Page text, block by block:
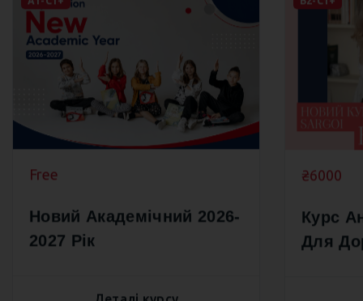
Free
Новий Академічний 2026-
2027 Рік
₴6000
Курс
Для